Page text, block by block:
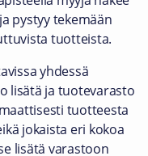
pystyy tekemään
tuotteista.
yhdessä
lisätä ja tuotevarasto
tuotteesta
jokaista eri kokoa
lisätä varastoon